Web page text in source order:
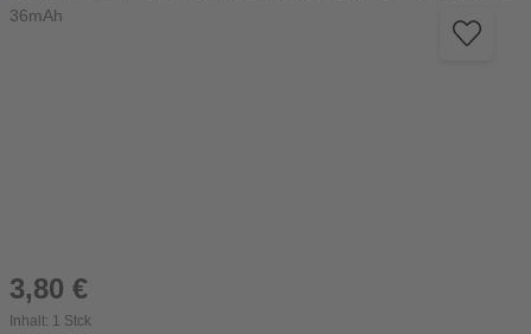
Regulärer Preis:
3,80 €
Inhalt: 1 Stck